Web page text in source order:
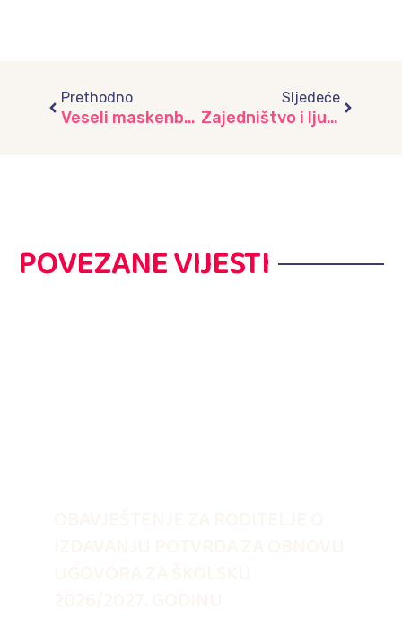
Prethodno
Veseli maskenbal u vrtiću “Iskrica”
Sljedeće
Zajedništvo i ljubav bez granica: Online druženje vrtića iz regije
POVEZANE VIJESTI